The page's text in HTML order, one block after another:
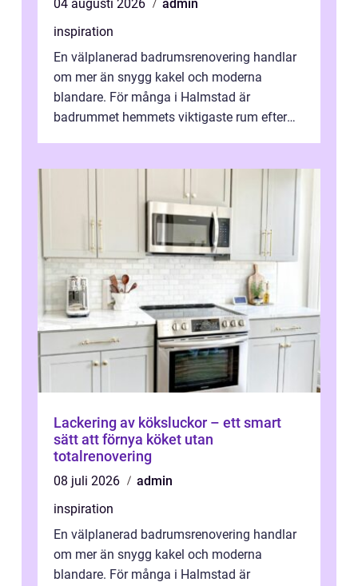
04 augusti 2026
admin
inspiration
En välplanerad badrumsrenovering handlar
om mer än snygg kakel och moderna
blandare. För många i Halmstad är
badrummet hemmets viktigaste rum efter
Lackering av köksluckor – ett smart
sätt att förnya köket utan
totalrenovering
08 juli 2026
admin
inspiration
En välplanerad badrumsrenovering handlar
om mer än snygg kakel och moderna
blandare. För många i Halmstad är